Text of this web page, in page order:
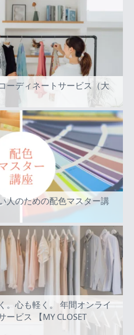
ーディネートサービス（大
人のための配色マスター講
。心も軽く。 年間オンライ
ービス 【MY CLOSET